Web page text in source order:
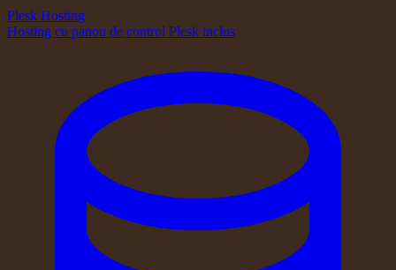
Plesk Hosting
Hosting cu panou de control Plesk inclus